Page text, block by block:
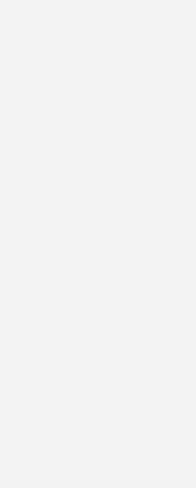
Erfolg
Kälte-, Klima-, Lüftungs-
13. bis 15. Oktober 2020 bot
Chillventa Congress etliche
Congress, 75 Fachvorträge
207 ausstellenden Unternehmen
aus 113 Ländern, die sich in
1.200 Videocalls ausgetauscht